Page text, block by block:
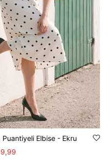
Puantiyeli Elbise - Ekru